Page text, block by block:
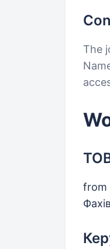
The
from